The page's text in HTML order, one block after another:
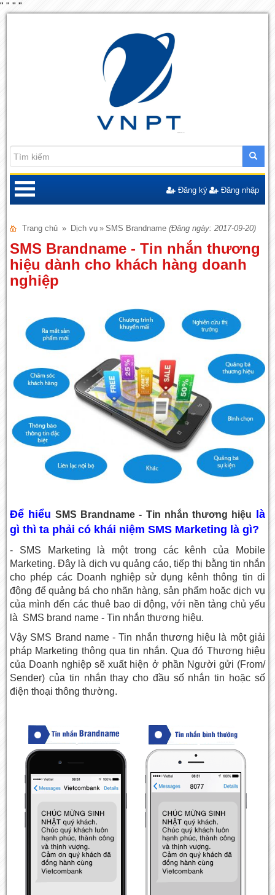
" " " "
Đăng ký Đăng nhập
Trang chủ » Dịch vụ » SMS Brandname (Đăng ngày: 2017-09-20)
SMS Brandname - Tin nhắn thương
hiệu dành cho khách hàng doanh
nghiệp
Để hiểuSMS Brandname - Tin nhắn thương hiệu là
gì thì ta phải có khái niệm SMS Marketing là gì?
- SMS Marketing là một trong các kênh của Mobile
Marketing. Đây là dịch vụ quảng cáo, tiếp thị bằng tin nhắn
cho phép các Doanh nghiệp sử dụng kênh thông tin di
động để quảng bá cho nhãn hàng, sản phẩm hoặc dịch vụ
của mình đến các thuê bao di động, với nền tảng chủ yếu
là SMS brand name - Tin nhắn thương hiệu.
Vậy SMS Brand name - Tin nhắn thương hiệu là một giải
pháp Marketing thông qua tin nhắn. Qua đó Thương hiệu
của Doanh nghiệp sẽ xuất hiện ở phần Người gửi (From/
Sender) của tin nhắn thay cho đầu số nhắn tin hoặc số
điện thoại thông thường.